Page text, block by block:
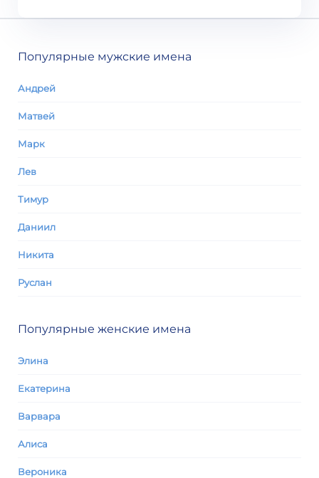
Популярные мужские имена
Андрей
Матвей
Марк
Лев
Тимур
Даниил
Никита
Руслан
Популярные женские имена
Элина
Екатерина
Варвара
Алиса
Вероника